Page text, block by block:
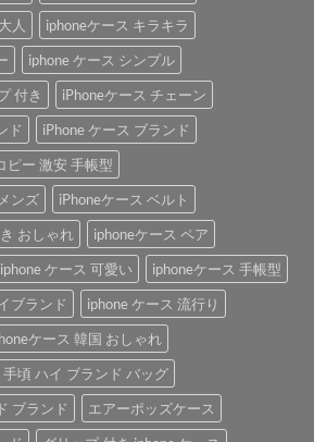
人
iphoneケース キラキラ
iphone ケース シンプル
付き
iPhoneケース チェーン
ド
iPhone ケース ブランド
ピー 激安 手帳型
ンズ
iPhoneケース ベルト
おしゃれ
iphoneケース ペア
iphone ケース 可愛い
iphoneケース 手帳型
ブランド
iphone ケース 流行り
ケース 韓国 おしゃれ
手頃 ハイ ブランド バッグ
ブランド
エアーポッズケース